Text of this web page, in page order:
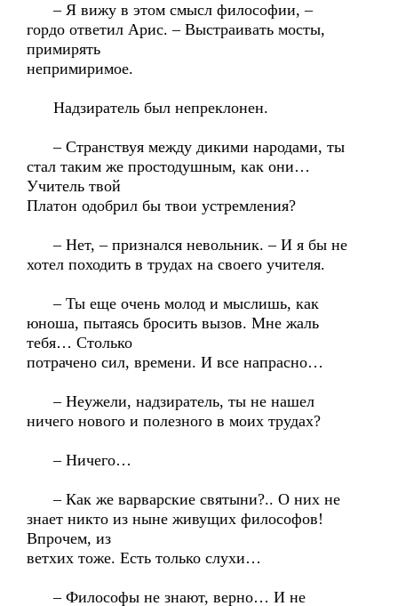
– Я вижу в этом смысл философии, –
гордо ответил Арис. – Выстраивать мосты,
примирять
непримиримое.
Надзиратель был непреклонен.
– Странствуя между дикими народами, ты
стал таким же простодушным, как они…
Учитель твой
Платон одобрил бы твои устремления?
– Нет, – признался невольник. – И я бы не
хотел походить в трудах на своего учителя.
– Ты еще очень молод и мыслишь, как
юноша, пытаясь бросить вызов. Мне жаль
тебя… Столько
потрачено сил, времени. И все напрасно…
– Неужели, надзиратель, ты не нашел
ничего нового и полезного в моих трудах?
– Ничего…
– Как же варварские святыни?.. О них не
знает никто из ныне живущих философов!
Впрочем, из
ветхих тоже. Есть только слухи…
– Философы не знают, верно… И не